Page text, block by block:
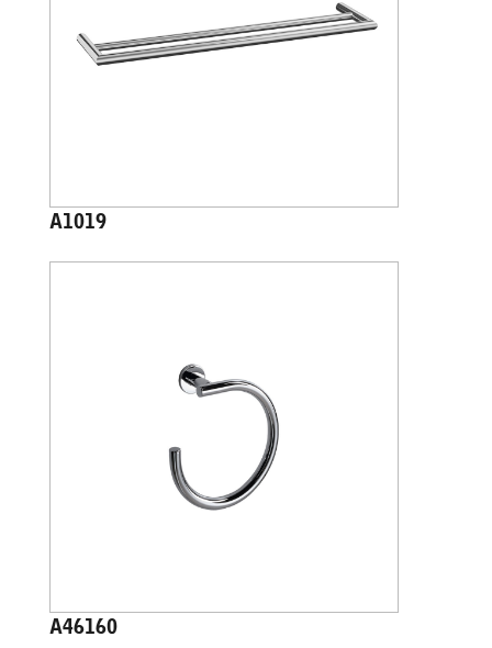
A1019
A46160